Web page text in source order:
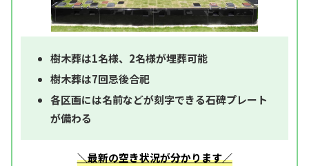
樹木葬は1名様、2名様が埋葬可能
樹木葬は7回忌後合祀
各区画には名前などが刻字できる石碑プレート
が備わる
＼最新の空き状況が分かります／